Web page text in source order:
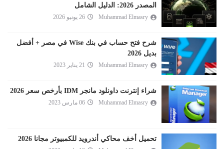
المصدر 2026: الدليل الشامل
Muhammad Elmasry 26 يونيو 2026
شرح فتح حساب في بنك Wise في مصر + أفضل
بديل 2026
Muhammad Elmasry 21 يناير 2023
شراء إنترنت داونلود مانجر IDM بأرخص سعر 2026
Muhammad Elmasry 06 مارس 2023
تحميل أخف محاكي أندرويد للكمبيوتر مجانا 2026